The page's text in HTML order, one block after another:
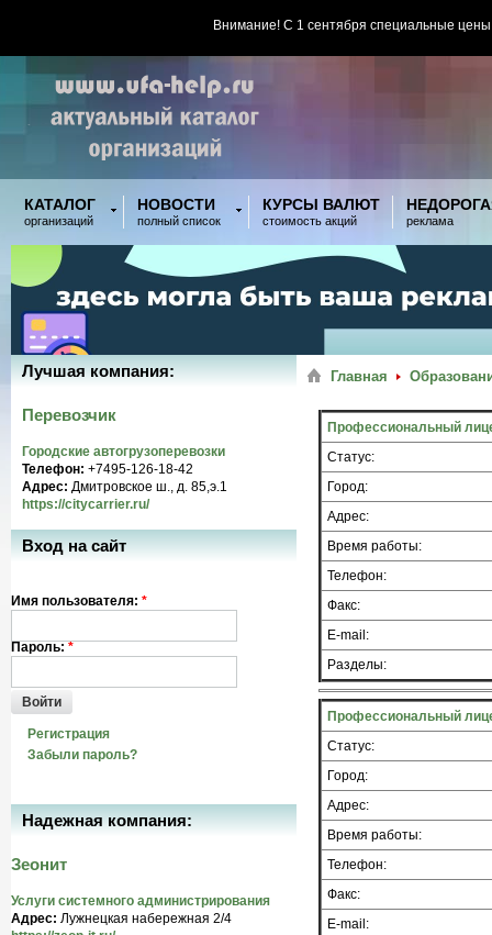
Внимание! С 1 сентября специальные
КАТАЛОГ
организаций
НОВОСТИ
полный список
КУРСЫ ВАЛЮТ
стоимость акций реклама
Главная
Профессиональный
Статус:
Город:
Адрес:
Время работы:
Телефон:
Факс:
E-mail:
Разделы:
Профессиональный
Статус:
Город:
Адрес:
Время работы:
Телефон:
Факс:
E-mail:
Лучшая компания:
Перевозчик
Городские автогрузоперевозки
Телефон: +7495-126-18-42
Адрес: Дмитровское ш., д. 85,э.1
https://citycarrier.ru/
Вход на сайт
Имя пользователя: *
Пароль: *
Войти
Регистрация
Забыли пароль?
Надежная компания:
Зеонит
Услуги системного администрирования
Адрес: Лужнецкая набережная 2/4